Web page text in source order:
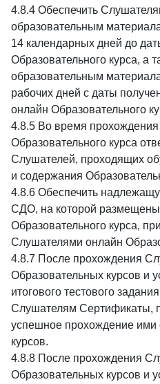
4.8.4 Обеспечить
образовательным
14 календарных дней до
Образовательного курса, а
образовательным
рабочих дней с даты
онлайн Образовательного
4.8.5 Во время
Образовательного курса
Слушателей, проходящих
и содержания
4.8.6 Обеспечить
СДО, на которой
Образовательного курса,
Слушателями онлайн
4.8.7 После прохождения
Образовательных курсов и
итогового тестового
Слушателям Сертификаты,
успешное прохождение ими
курсов.
4.8.8 После прохождения
Образовательных курсов и